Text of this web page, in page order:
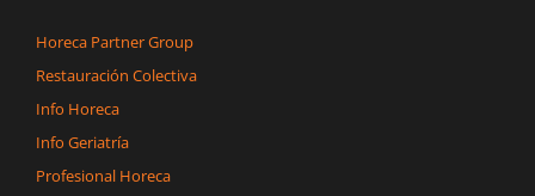
Horeca Partner Group
Restauración Colectiva
Info Horeca
Info Geriatría
Profesional Horeca